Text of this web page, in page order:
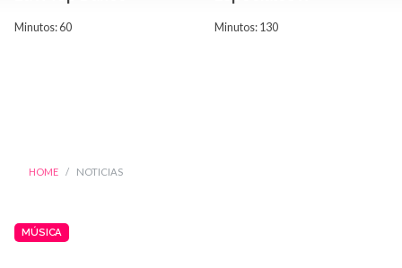
Minutos: 60 Minutos: 130
HOME NOTICIAS
MÚSICA